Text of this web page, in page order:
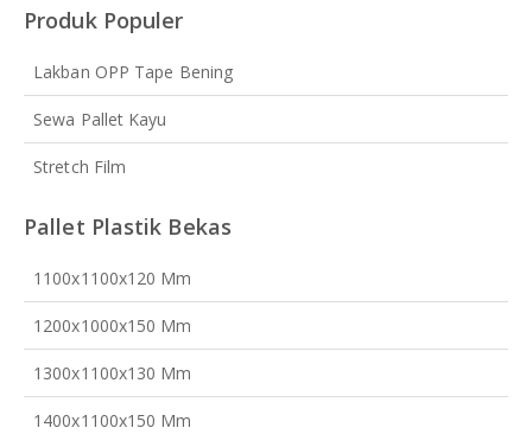
Produk Populer
Lakban OPP Tape Bening
Sewa Pallet Kayu
Stretch Film
Pallet Plastik Bekas
1100x1100x120 Mm
1200x1000x150 Mm
1300x1100x130 Mm
1400x1100x150 Mm